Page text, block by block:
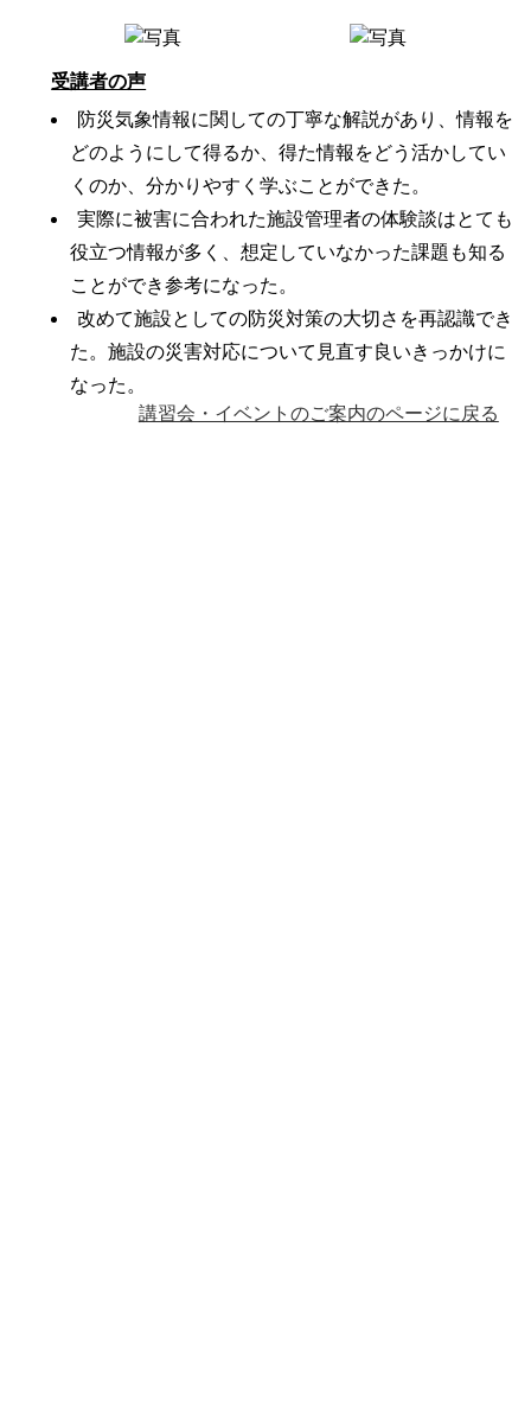
受講者の声
防災気象情報に関しての丁寧な解説があり、情報を
どのようにして得るか、得た情報をどう活かしてい
くのか、分かりやすく学ぶことができた。
実際に被害に合われた施設管理者の体験談はとても
役立つ情報が多く、想定していなかった課題も知る
ことができ参考になった。
改めて施設としての防災対策の大切さを再認識でき
た。施設の災害対応について見直す良いきっかけに
なった。
講習会・イベントのご案内のページに戻る